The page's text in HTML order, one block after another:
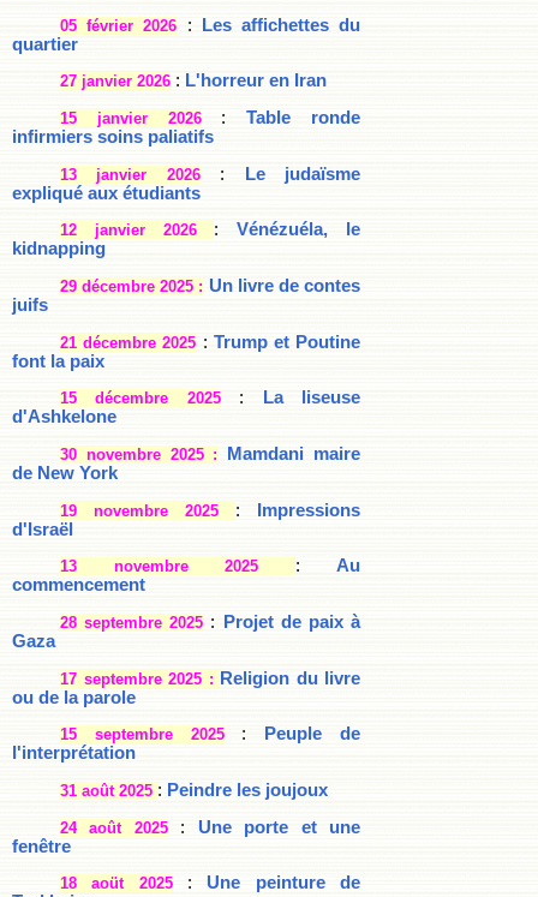
05 février 2026 : Les affichettes du
quartier
27 janvier 2026 : L'horreur en Iran
15 janvier 2026: Table ronde
infirmiers soins paliatifs
13 janvier 2026:
Le judaïsme
expliqué aux étudiants
12 janvier 2026 :Vénézuéla, le
kidnapping
29 décembre 2025 : Un livre de contes
juifs
21 décembre 2025 : Trump et Poutine
font la paix
15 décembre 2025: La liseuse
d'Ashkelone
30 novembre 2025 :
Mamdani maire
de New York
19 novembre 2025 : Impressions
d'Israël
13 novembre 2025 : Au
commencement
28 septembre 2025 :
Projet de paix à
Gaza
17 septembre 2025 : Religion du livre
ou de la parole
15 septembre 2025:
Peuple de
l'interprétation
31 août 2025 : Peindre les joujoux
24 août 2025: Une porte et une
fenêtre
18 aoüt 2025: Une peinture de